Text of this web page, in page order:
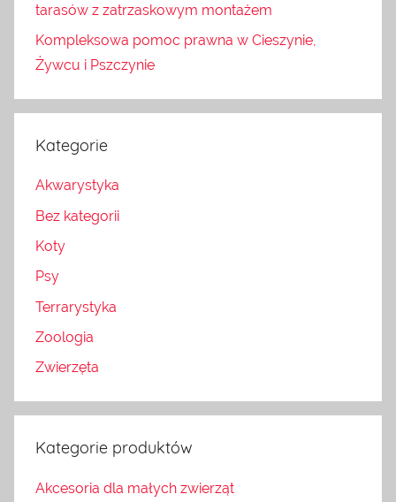
tarasów z zatrzaskowym montażem
Kompleksowa pomoc prawna w Cieszynie,
Żywcu i Pszczynie
Kategorie
Akwarystyka
Bez kategorii
Koty
Psy
Terrarystyka
Zoologia
Zwierzęta
Kategorie produktów
Akcesoria dla małych zwierząt